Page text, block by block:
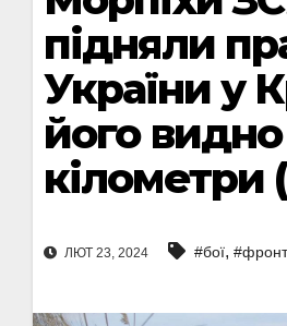
підняли
України у
його видно
кілометри
ЛЮТ 23, 2024 #бої,